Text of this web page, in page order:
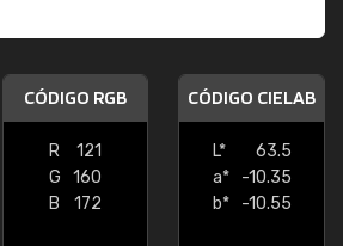
CÓDIGO RGB
R
121
G
160
B
172
CÓDIGO CIELAB
L*
63.5
a*
-10.35
b*
-10.55